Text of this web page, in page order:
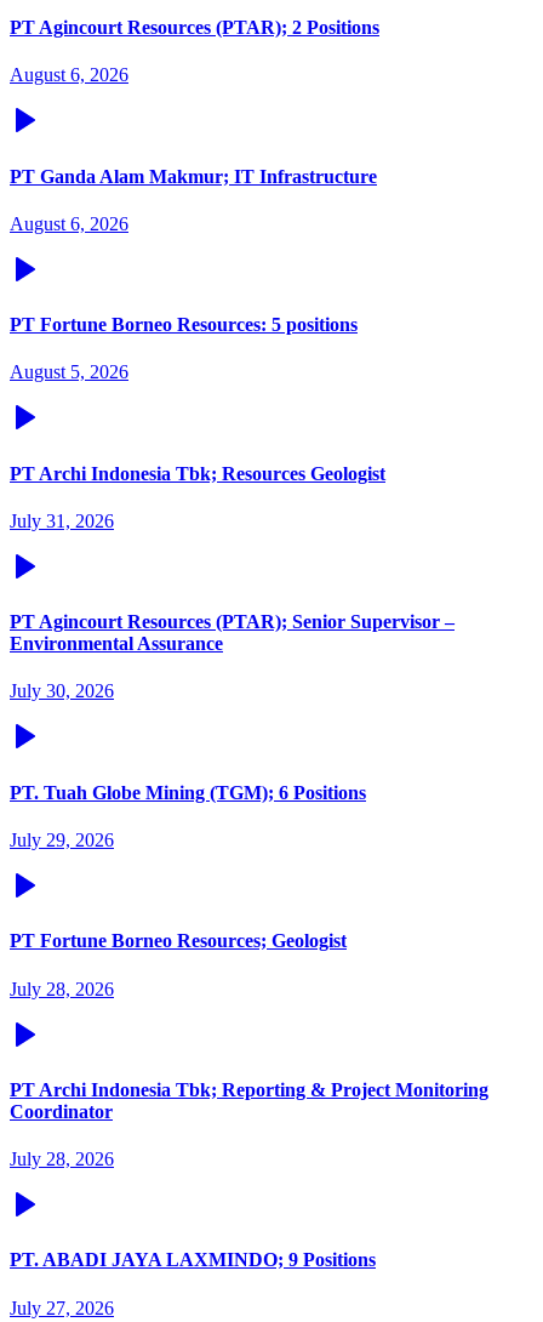
PT Agincourt Resources (PTAR); 2 Positions
August 6, 2026
PT Ganda Alam Makmur; IT Infrastructure
August 6, 2026
PT Fortune Borneo Resources: 5 positions
August 5, 2026
PT Archi Indonesia Tbk; Resources Geologist
July 31, 2026
PT Agincourt Resources (PTAR); Senior Supervisor –
Environmental Assurance
July 30, 2026
PT. Tuah Globe Mining (TGM); 6 Positions
July 29, 2026
PT Fortune Borneo Resources; Geologist
July 28, 2026
PT Archi Indonesia Tbk; Reporting & Project Monitoring
Coordinator
July 28, 2026
PT. ABADI JAYA LAXMINDO; 9 Positions
July 27, 2026